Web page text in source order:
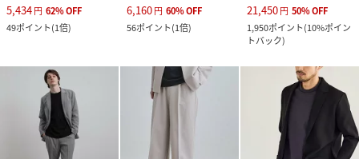
5,434円 62%OFF
49ポイント(1倍)
6,160円 60%OFF
56ポイント(1倍)
21,450円 50%OFF
1,950ポイント(10%ポイン
トバック)